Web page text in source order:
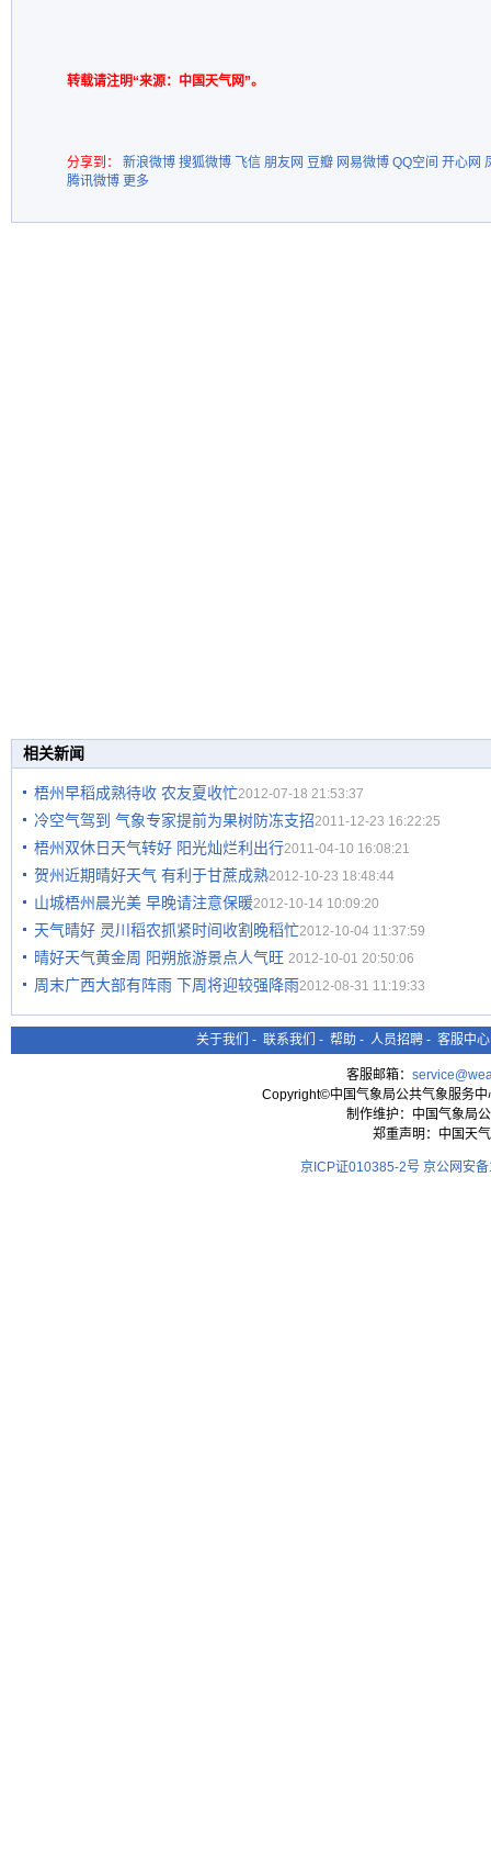
转载请注明“来源：中国天气网”。
分享到： 新浪微博 搜狐微博 飞信 朋友网 豆瓣 网易微博 QQ空间 开心网
腾讯微博 更多
相关新闻
梧州早稻成熟待收 农友夏收忙2012-07-18 21:53:37
冷空气驾到 气象专家提前为果树防冻支招2011-12-23 16:22:25
梧州双休日天气转好 阳光灿烂利出行2011-04-10 16:08:21
贺州近期晴好天气 有利于甘蔗成熟2012-10-23 18:48:44
山城梧州晨光美 早晚请注意保暖2012-10-14 10:09:20
天气晴好 灵川稻农抓紧时间收割晚稻忙2012-10-04 11:37:59
晴好天气黄金周 阳朔旅游景点人气旺 2012-10-01 20:50:06
周末广西大部有阵雨 下周将迎较强降雨2012-08-31 11:19:33
关于我们 - 联系我们 - 帮助 - 人员招聘 - 客服中心
客服邮箱：
Copyright©中国气象局公共气象服务
制作维护：中国气象局
郑重声明：中国天
京ICP证010385-2号 京公网安